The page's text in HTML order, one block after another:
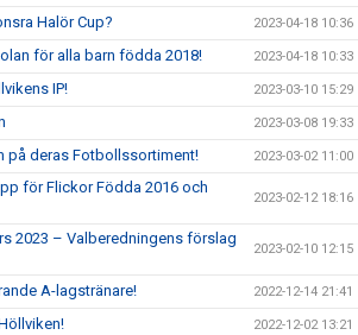
Halör Cup? 2023-04-18 10:36
för alla barn födda 2018! 2023-04-18 10:33
IP! 2023-03-10 15:29
2023-03-08 19:33
på deras Fotbollssortiment! 2023-03-02 11:00
för Flickor Födda 2016 och
2023-02-12 18:16
2023 – Valberedningens förslag
2023-02-10 12:15
A-lagstränare! 2022-12-14 21:41
2022-12-02 13:21